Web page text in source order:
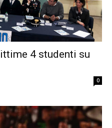
4 studenti su
0